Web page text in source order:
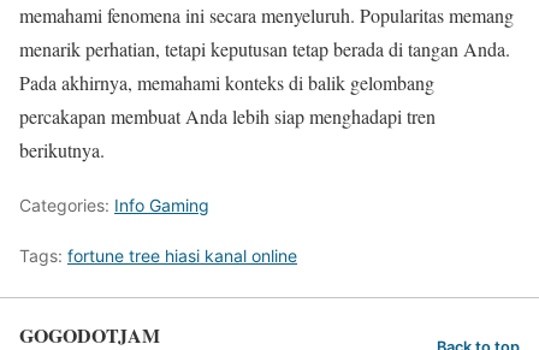
memahami fenomena ini secara menyeluruh. Popularitas memang
menarik perhatian, tetapi keputusan tetap berada di tangan Anda.
Pada akhirnya, memahami konteks di balik gelombang
percakapan membuat Anda lebih siap menghadapi tren
berikutnya.
Categories: Info Gaming
Tags: fortune tree hiasi kanal online
GOGODOTJAM